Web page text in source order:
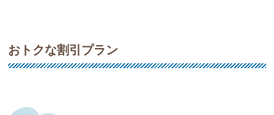
おトクな割引プラン